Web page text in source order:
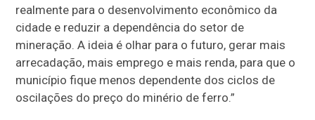
realmente para o desenvolvimento econômico da
cidade e reduzir a dependência do setor de
mineração. A ideia é olhar para o futuro, gerar mais
arrecadação, mais emprego e mais renda, para que o
município fique menos dependente dos ciclos de
oscilações do preço do minério de ferro.”